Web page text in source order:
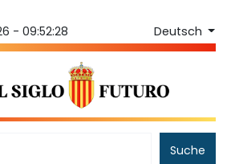
- 09:52:28 Deutsch
Suche